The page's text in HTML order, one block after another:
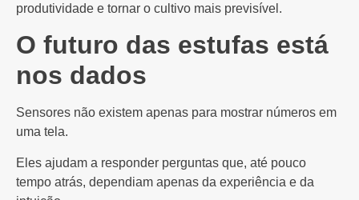
produtividade e tornar o cultivo mais previsível.
O futuro das estufas está
nos dados
Sensores não existem apenas para mostrar números em
uma tela.
Eles ajudam a responder perguntas que, até pouco
tempo atrás, dependiam apenas da experiência e da